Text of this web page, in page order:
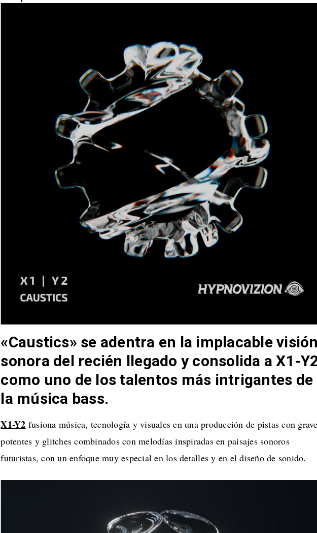
«Caustics» se adentra en la implacable visión
sonora del recién llegado y consolida a X1-
como uno de los talentos más intrigantes de
la música bass.
X1-Y2 fusiona música, tecnología y visuales en una producción de pistas con
potentes y glitches combinados con melodías inspiradas en paisajes sonoros
futuristas, con un enfoque muy especial en los detalles y en el diseño de sonido.